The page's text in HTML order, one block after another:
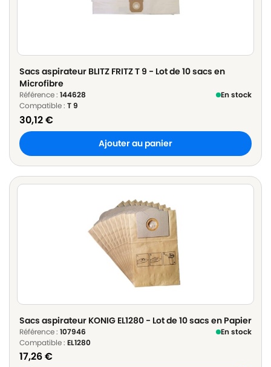
Sacs aspirateur BLITZ FRITZ T 9 - Lot de 10 sacs en
Microfibre
Référence : 144628
En stock
Compatible : T 9
30,12€
Ajouter au panier
Sacs aspirateur KONIG EL1280 - Lot de 10 sacs en Papier
Référence : 107946
En stock
Compatible : EL1280
17,26€